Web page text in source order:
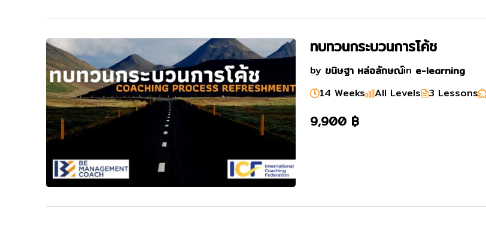
ทบทวนกระบวนการโค้ช
by ขนิษฐา หล่อลักษณ์in e-learning
14 Weeks
All Levels 3 Lessons
9,900 ฿